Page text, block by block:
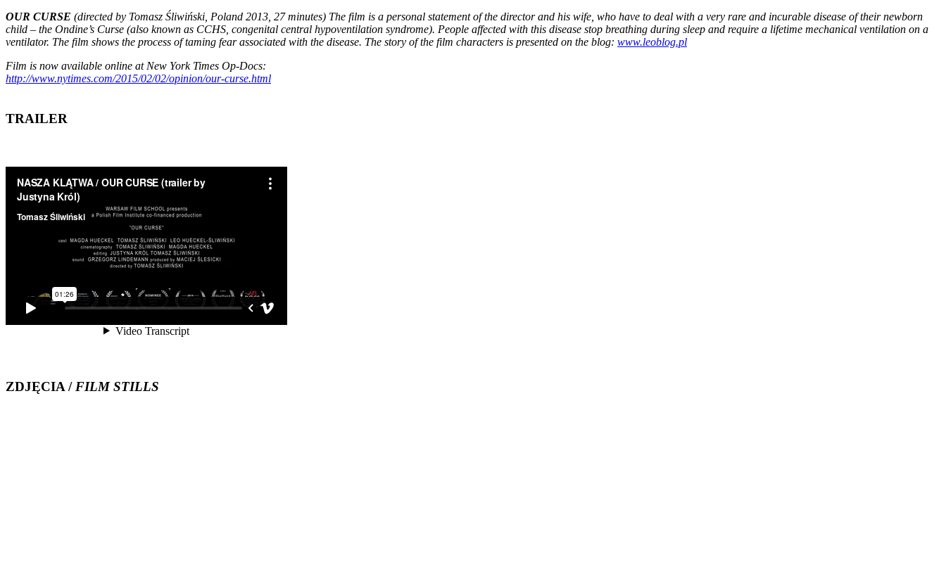
OUR CURSE (directed by Tomasz Śliwiński, Poland 2013, 27 minutes) The film is a personal statement of the director and his wife, who have to deal with a very rare and incurable disease of their newborn
child – the Ondine’s Curse (also known as CCHS, congenital central hypoventilation syndrome). People affected with this disease stop breathing during sleep and require a lifetime mechanical ventilation on a
ventilator. The film shows the process of taming fear associated with the disease. The story of the film characters is presented on the blog: www.leoblog.pl
Film is now available online at New York Times Op-Docs:
http://www.nytimes.com/2015/02/02/opinion/our-curse.html
TRAILER
ZDJĘCIA /FILM STILLS